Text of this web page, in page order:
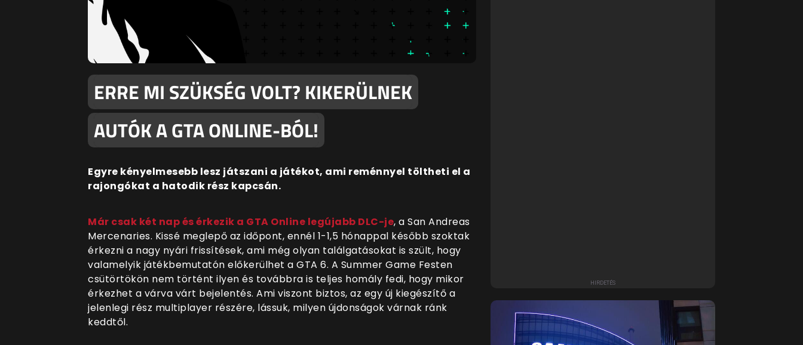
ERRE MI SZÜKSÉG VOLT? KIKERÜLNEK
AUTÓK A GTA ONLINE-BÓL!
Egyre kényelmesebb lesz játszani a játékot, ami reménnyel töltheti el a
rajongókat a hatodik rész kapcsán.
Már csak két nap és érkezik a GTA Online legújabb DLC-je, a San Andreas
Mercenaries. Kissé meglepő az időpont, ennél 1-1,5 hónappal később szoktak
érkezni a nagy nyári frissítések, ami még olyan találgatásokat is szült, hogy
valamelyik játékbemutatón előkerülhet a GTA 6. A Summer Game Festen
csütörtökön nem történt ilyen és továbbra is teljes homály fedi, hogy mikor
érkezhet a várva várt bejelentés. Ami viszont biztos, az egy új kiegészítő a
jelenlegi rész multiplayer részére, lássuk, milyen újdonságok várnak ránk
keddtől.